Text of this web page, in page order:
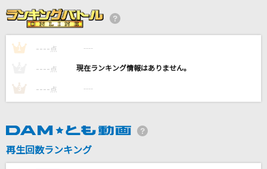
忘れてください
ヨルシカ
[生音]花に亡霊
DAMの新曲・ランキングなど
カラオケ最新情報をチェック！
1 ---- 点 ----
---- 点 ----
3 ---- 点 ----
再生回数ランキング